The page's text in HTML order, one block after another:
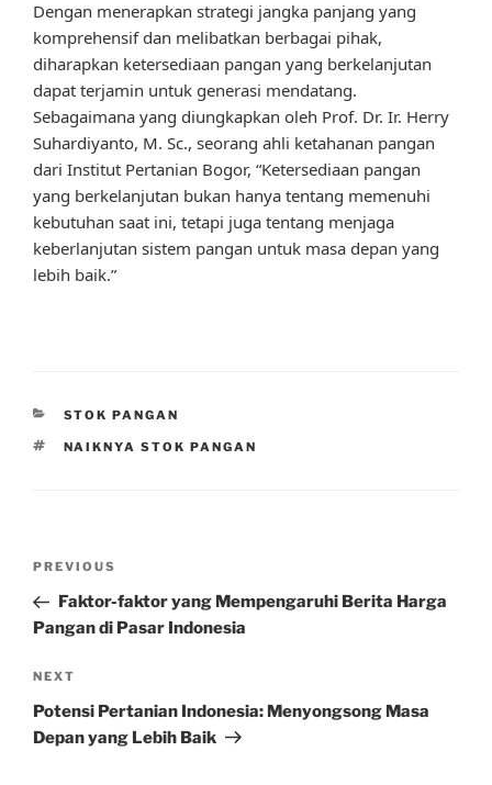
Dengan menerapkan strategi jangka panjang yang
komprehensif dan melibatkan berbagai pihak,
diharapkan ketersediaan pangan yang berkelanjutan
dapat terjamin untuk generasi mendatang.
Sebagaimana yang diungkapkan oleh Prof. Dr. Ir. Herry
Suhardiyanto, M. Sc., seorang ahli ketahanan pangan
dari Institut Pertanian Bogor, “Ketersediaan pangan
yang berkelanjutan bukan hanya tentang memenuhi
kebutuhan saat ini, tetapi juga tentang menjaga
keberlanjutan sistem pangan untuk masa depan yang
lebih baik.”
CATEGORIES
STOK PANGAN
TAGS
NAIKNYA STOK PANGAN
Previous
Post
PREVIOUS
Faktor-faktor yang Mempengaruhi Berita Harga
Pangan di Pasar Indonesia
Next
Post
NEXT
Potensi Pertanian Indonesia: Menyongsong Masa
Depan yang Lebih Baik